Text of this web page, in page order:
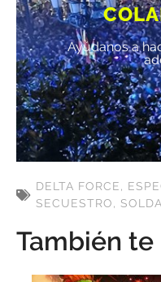
Ayúdanos a
DELTA FORCE,
SECUESTRO,
También te